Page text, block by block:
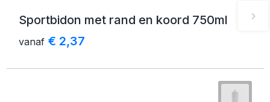
Sportbidon met rand en koord 750ml
vanaf € 2,37